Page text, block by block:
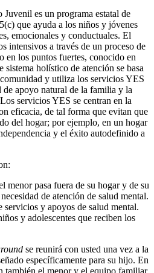
es un programa estatal de
que ayuda a los niños y jóvenes
emocionales y conductuales. El
intensivos a través de un proceso de
en los puntos fuertes, conocido en
holístico de atención se basa
y utiliza los servicios YES
de apoyo natural de la familia y la
servicios YES se centran en la
eficacia, de tal forma que evitan que
del hogar; por ejemplo, en un hogar
y el éxito autodefinido a
menor pasa fuera de su hogar y de su
de atención de salud mental.
servicios y apoyos de salud mental.
y adolescentes que reciben los
se reunirá con usted una vez a la
específicamente para su hijo. En
también el menor y el equipo familiar,